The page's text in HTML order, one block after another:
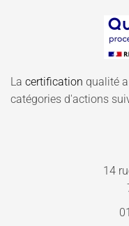
La certification qualité
catégories d'actions
14